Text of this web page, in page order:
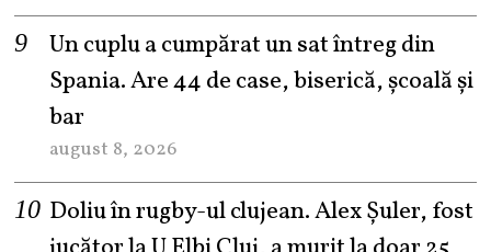
Un cuplu a cumpărat un sat întreg din
Spania. Are 44 de case, biserică, școală și
bar
august 8, 2026
Doliu în rugby-ul clujean. Alex Șuler, fost